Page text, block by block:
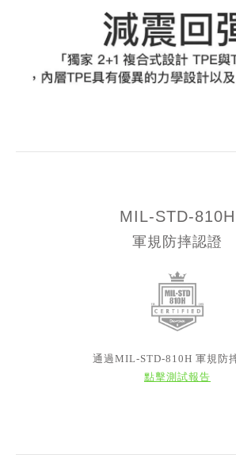
MIL-STD-810H
軍規防摔認證
通過MIL-STD-810H 軍規防
點擊測試報告